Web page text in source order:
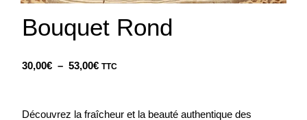
Bouquet Rond
30,00€ – 53,00€Plage
30,00€
TTC
Découvrez la fraîcheur et la beauté authentique des